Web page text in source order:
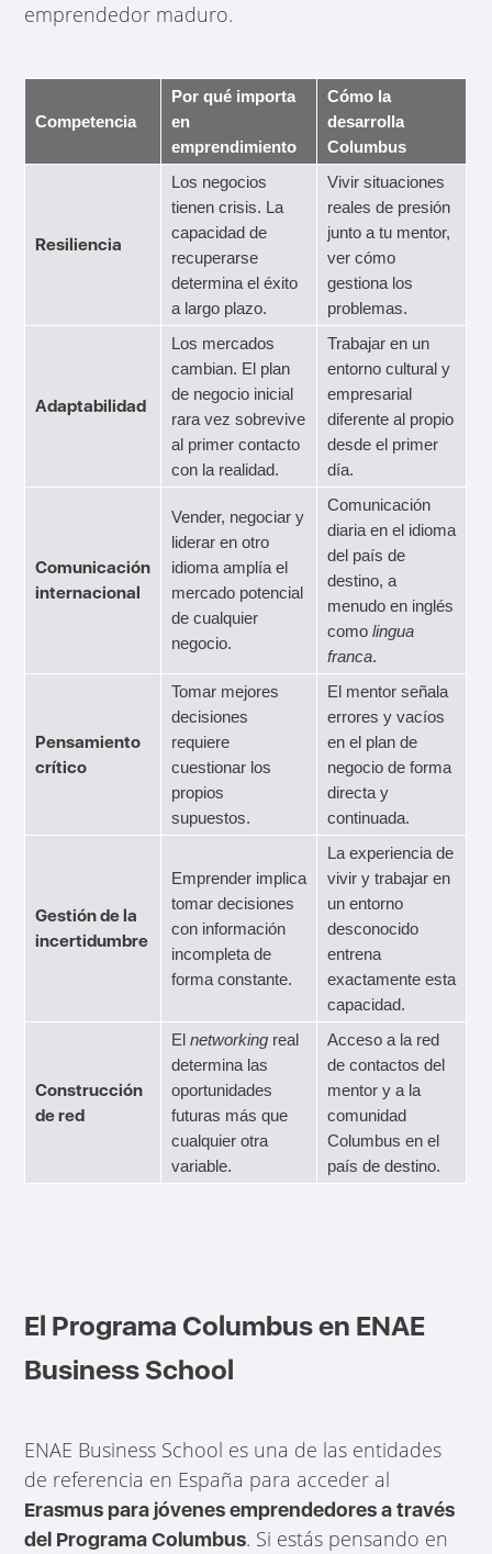
emprendedor maduro.
Competencia
Por qué importa
en
emprendimiento
Cómo la
desarrolla
Columbus
Resiliencia
Los negocios
tienen crisis. La
capacidad de
recuperarse
determina el éxito
a largo plazo.
Vivir situaciones
reales de presión
junto a tu mentor,
ver cómo
gestiona los
problemas.
Adaptabilidad
Los mercados
cambian. El plan
de negocio inicial
rara vez sobrevive
al primer contacto
con la realidad.
Trabajar en un
entorno cultural y
empresarial
diferente al propio
desde el primer
día.
Comunicación
internacional
Vender, negociar y
liderar en otro
idioma amplía el
mercado potencial
de cualquier
negocio.
Comunicación
diaria en el idioma
del país de
destino, a
menudo en inglés
comolingua
franca.
Pensamiento
crítico
Tomar mejores
decisiones
requiere
cuestionar los
propios
supuestos.
El mentor señala
errores y vacíos
en el plan de
negocio de forma
directa y
continuada.
Gestión de la
incertidumbre
Emprender implica
tomar decisiones
con información
incompleta de
forma constante.
La experiencia de
vivir y trabajar en
un entorno
desconocido
entrena
exactamente esta
capacidad.
Construcción
de red
Elnetworking real
determina las
oportunidades
futuras más que
cualquier otra
variable.
Acceso a la red
de contactos del
mentor y a la
comunidad
Columbus en el
país de destino.
El Programa Columbus en ENAE
Business School
ENAE Business School es una de las entidades
de referencia en España para acceder al
Erasmus para jóvenes emprendedores a través
del Programa Columbus. Si estás pensando en